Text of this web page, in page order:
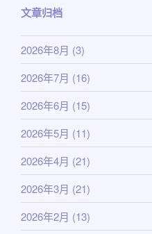
文章归档
2026年8月 (3)
2026年7月 (16)
2026年6月 (15)
2026年5月 (11)
2026年4月 (21)
2026年3月 (21)
2026年2月 (13)